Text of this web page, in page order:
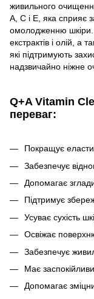
живильного
A, C і E, яка сприяє
омолодженню
екстрактів і олій, а
які підтримують
надзвичайно ніжне
Q+A Vitamin
переваг:
Покращує
Забезпечує
Допомагає
Підтримує
Усуває сухість
Освіжає
Забезпечує
Має
Допомагає